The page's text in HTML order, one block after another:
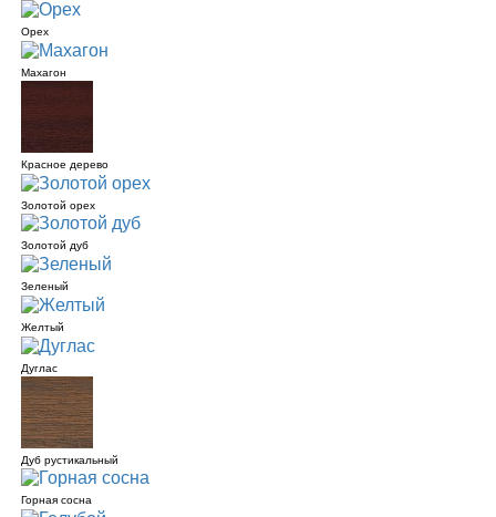
Орех
Махагон
Красное дерево
Золотой орех
Золотой дуб
Зеленый
Желтый
Дуглас
Дуб рустикальный
Горная сосна